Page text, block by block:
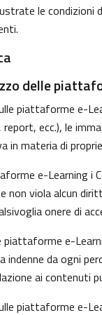
le
delle
piattaforme e-
ecc.), le
in materia di
e-Learning
non viola alcun
onere di
piattaforme e-
indenne da ogni
ai contenuti
piattaforme e-